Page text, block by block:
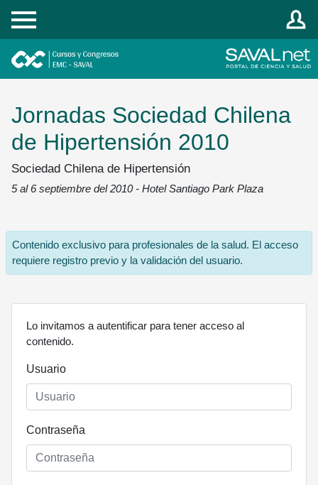
Registrarse
Jornadas Sociedad Chilena
de Hipertensión 2010
Sociedad Chilena de Hipertensión
5 al 6 septiembre del 2010 - Hotel Santiago Park Plaza
Contenido exclusivo para profesionales de la salud. El acceso
requiere registro previo y la validación del usuario.
Lo invitamos a autentificar para tener acceso al
contenido.
Usuario
Contraseña